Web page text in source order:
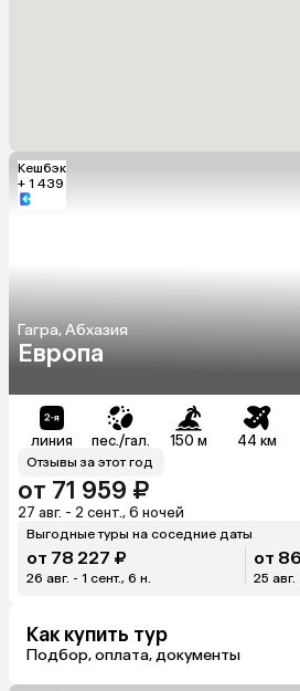
Кешбэк
+ 1 439
Гагра, Абхазия
Европа
линия пес./гал. 150 м 44 км
Отзывы за этот год
от 71 959 ₽
27 авг. - 2 сент., 6 ночей
Выгодные туры на соседние даты
от 78 227 ₽
26 авг. - 1 сент., 6 н.
от
25 авг.
Как купить тур
Подбор, оплата, документы